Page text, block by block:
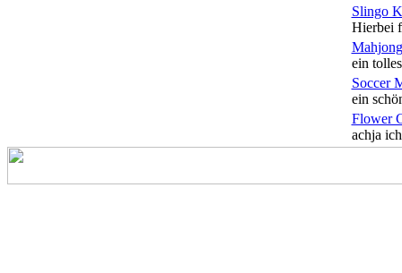
Slingo
Hierbei
ein
Soccer
ein
Flower
achja